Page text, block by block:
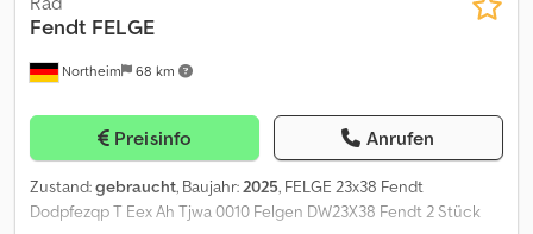
Northeim 68 km
Fendt FELGE
Preisinfo Anrufen
Zustand:gebraucht, Baujahr:2025, FELGE 23x38 Fendt
Dodpfezqp T Eex Ah Tjwa 0010 Felgen DW23X38 Fendt 2 Stück